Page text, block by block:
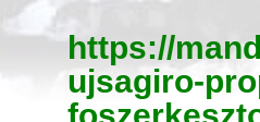
https://
ujsagiro-